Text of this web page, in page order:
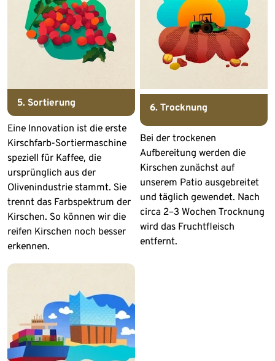
5. Sortierung
Eine Innovation ist die erste
Kirschfarb-Sortiermaschine
speziell für Kaffee, die
ursprünglich aus der
Olivenindustrie stammt. Sie
trennt das Farbspektrum der
Kirschen. So können wir die
reifen Kirschen noch besser
erkennen.
6. Trocknung
Bei der trockenen
Aufbereitung werden die
Kirschen zunächst auf
unserem Patio ausgebreitet
und täglich gewendet. Nach
circa 2–3 Wochen Trocknung
wird das Fruchtfleisch
entfernt.